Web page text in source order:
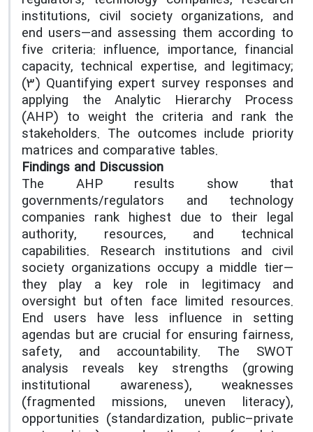
institutions, civil society organizations, and
end users—and assessing them according to
five criteria: influence, importance, financial
capacity, technical expertise, and legitimacy;
(3) Quantifying expert survey responses and
applying the Analytic Hierarchy Process
(AHP) to weight the criteria and rank the
stakeholders. The outcomes include priority
matrices and comparative tables.
Findings and Discussion
The AHP results show that
governments/regulators and technology
companies rank highest due to their legal
authority, resources, and technical
capabilities. Research institutions and civil
society organizations occupy a middle tier—
they play a key role in legitimacy and
oversight but often face limited resources.
End users have less influence in setting
agendas but are crucial for ensuring fairness,
safety, and accountability. The SWOT
analysis reveals key strengths (growing
institutional awareness), weaknesses
(fragmented missions, uneven literacy),
opportunities (standardization, public–private